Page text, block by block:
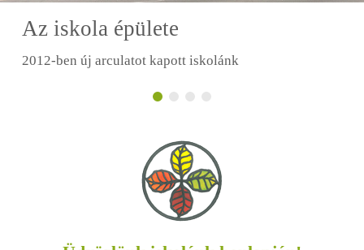
Az iskola épülete
2012-ben új arculatot kapott iskolánk